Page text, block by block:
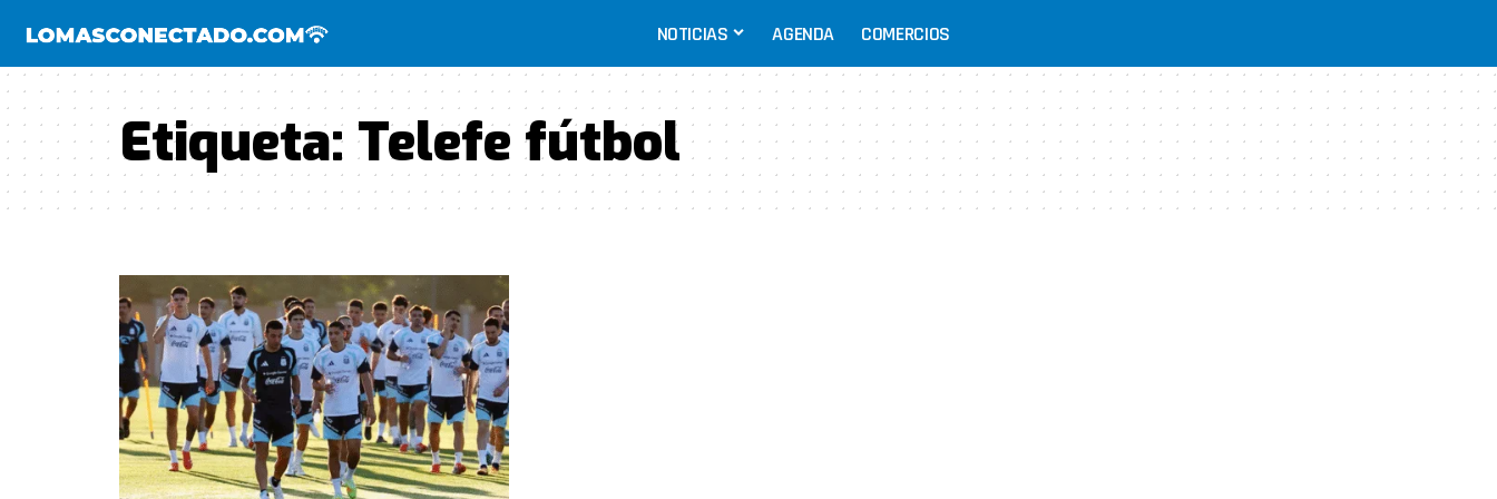
NOTICIAS AGENDA COMERCIOS
Etiqueta: Telefe fútbol